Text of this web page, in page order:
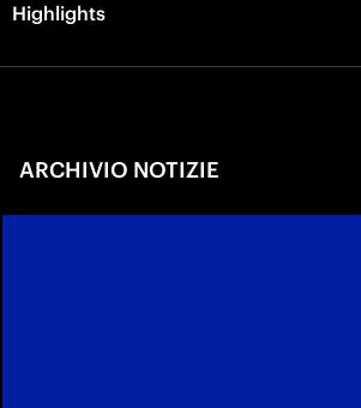
Highlights
ARCHIVIO NOTIZIE